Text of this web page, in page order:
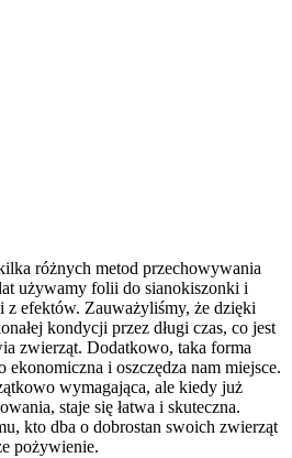
różnych metod przechowywania
używamy folii do sianokiszonki i
z efektów. Zauważyliśmy, że dzięki
kondycji przez długi czas, co jest
zwierząt. Dodatkowo, taka forma
ekonomiczna i oszczędza nam miejsce.
wymagająca, ale kiedy już
staje się łatwa i skuteczna.
kto dba o dobrostan swoich zwierząt
pożywienie.